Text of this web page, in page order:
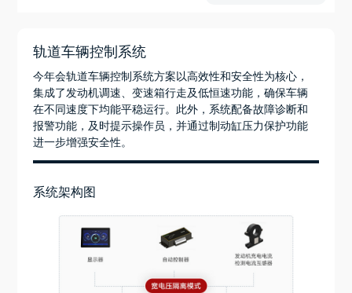
轨道车辆控制系统
今年会轨道车辆控制系统方案以高效性和安全性为核心，
集成了发动机调速、变速箱行走及低恒速功能，确保车辆
在不同速度下均能平稳运行。此外，系统配备故障诊断和
报警功能，及时提示操作员，并通过制动缸压力保护功能
进一步增强安全性。
系统架构图